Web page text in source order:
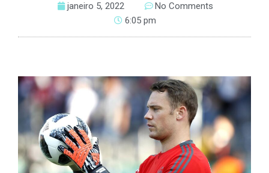
janeiro 5, 2022
No Comments
6:05 pm